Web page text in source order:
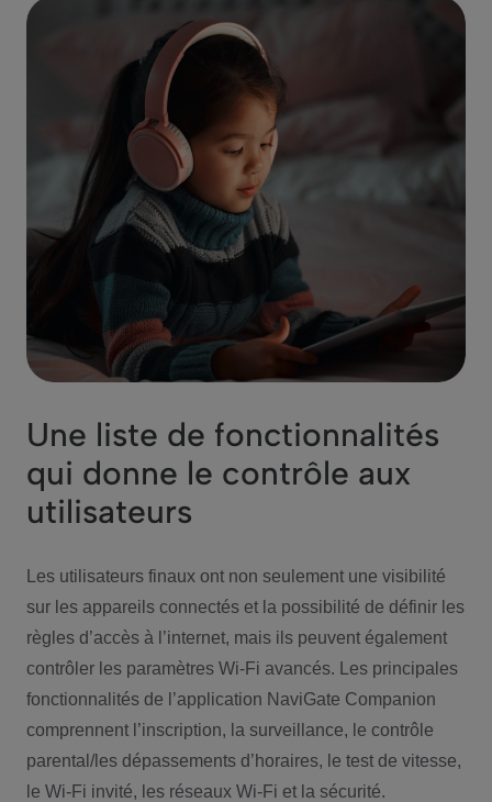
Une liste de fonctionnalités
qui donne le contrôle aux
utilisateurs
Les utilisateurs finaux ont non seulement une visibilité
sur les appareils connectés et la possibilité de définir les
règles d’accès à l’internet, mais ils peuvent également
contrôler les paramètres Wi-Fi avancés. Les principales
fonctionnalités de l’application NaviGate Companion
comprennent l’inscription, la surveillance, le contrôle
parental/les dépassements d’horaires, le test de vitesse,
le Wi-Fi invité, les réseaux Wi-Fi et la sécurité.